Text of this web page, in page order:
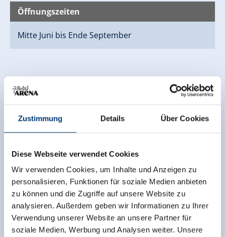
Zustimmung Details Über Cookies
Diese Webseite verwendet Cookies
Wir verwenden Cookies, um Inhalte und Anzeigen zu
personalisieren, Funktionen für soziale Medien anbieten
zu können und die Zugriffe auf unsere Website zu
analysieren. Außerdem geben wir Informationen zu Ihrer
Verwendung unserer Website an unsere Partner für
soziale Medien, Werbung und Analysen weiter. Unsere
Öffnungszeiten
Mitte Juni bis Ende September